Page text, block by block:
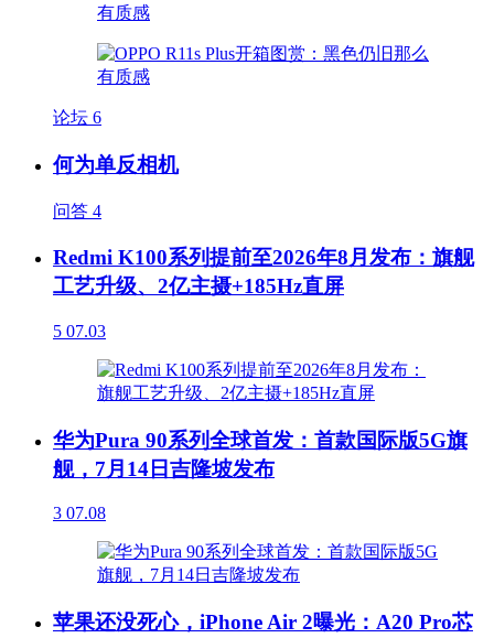
论坛 6
何为单反相机
问答 4
Redmi K100系列提前至2026年8月发布：旗舰
工艺升级、2亿主摄+185Hz直屏
5 07.03
华为Pura 90系列全球首发：首款国际版5G旗
舰，7月14日吉隆坡发布
3 07.08
苹果还没死心，iPhone Air 2曝光：A20 Pro芯